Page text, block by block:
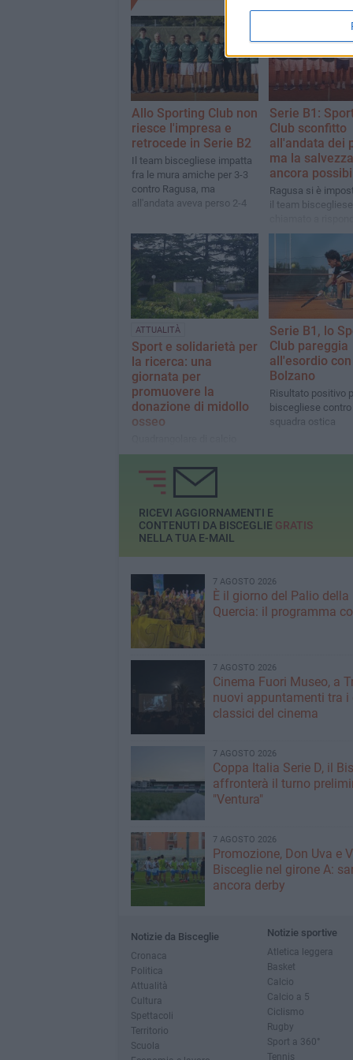
Allo Sporting Club non
riesce l'impresa e
retrocede in Serie B2
Il team biscegliese impatta
fra le mura amiche per 3-3
contro Ragusa, ma
all'andata aveva perso 2-4
Serie B1:
Club sconfitto
all'andata dei
ma la
ancora
Ragusa si è
il team biscegliese
mura amiche per
retrocessione
ATTUALITÀ
Sport e solidarietà per
la ricerca: una
giornata per
promuovere la
donazione di midollo
osseo
organizzato dallo Sporting
Club, in occasione dei 20
anni di Flavio Petrarota che
è riuscito a superare con
successo la leucemia
Serie B1, lo
Club pareggia
all'esordio con
Bolzano
Risultato positivo
biscegliese contro
squadra ostica
RICEVI AGGIORNAMENTI E
CONTENUTI DA BISCEGLIE GRATIS
NELLA TUA E-MAIL
7 AGOSTO 2026
È il giorno del Palio della
Quercia: il programma
7 AGOSTO 2026
Cinema Fuori Museo, a
nuovi appuntamenti tra i
classici del cinema
7 AGOSTO 2026
Coppa Italia Serie D, il
affronterà il turno
"Ventura"
7 AGOSTO 2026
Promozione, Don Uva e
Bisceglie nel girone A:
ancora derby
Notizie da Bisceglie
Cronaca
Politica
Attualità
Cultura
Spettacoli
Territorio
Scuola
Notizie sportive
Atletica leggera
Basket
Calcio
Calcio a 5
Ciclismo
Rugby
Sport a 360°
Tennis